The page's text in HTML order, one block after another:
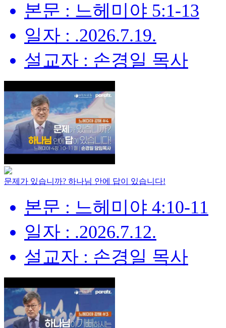
본문 : 느헤미야 5:1-13
일자 : .2026.7.19.
설교자 : 손경일 목사
문제가 있습니까? 하나님 안에 답이 있습니다!
본문 : 느헤미야 4:10-11
일자 : .2026.7.12.
설교자 : 손경일 목사